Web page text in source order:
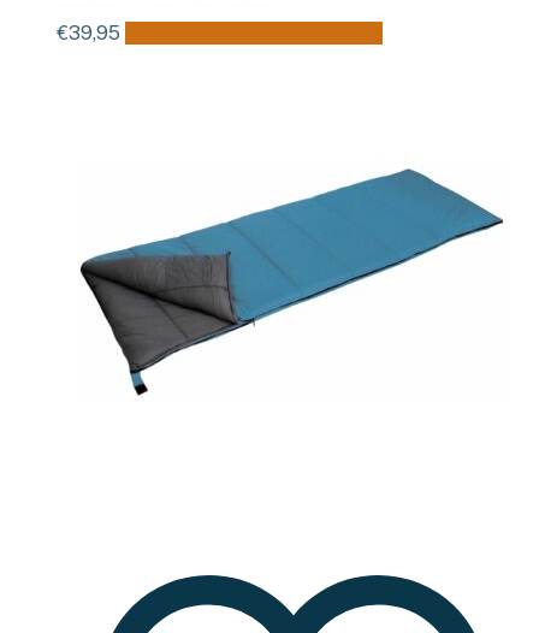
€39,95